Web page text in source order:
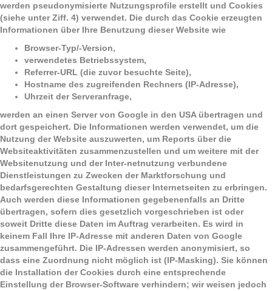
werden pseudonymisierte Nutzungsprofile erstellt und Cookies
(siehe unter Ziff. 4) verwendet. Die durch das Cookie erzeugten
Informationen über Ihre Benutzung dieser Website wie
Browser-Typ/-Version,
verwendetes Betriebssystem,
Referrer-URL (die zuvor besuchte Seite),
Hostname des zugreifenden Rechners (IP-Adresse),
Uhrzeit der Serveranfrage,
werden an einen Server von Google in den USA übertragen und
dort gespeichert. Die Informationen werden verwendet, um die
Nutzung der Website auszuwerten, um Reports über die
Websiteaktivitäten zusammenzustellen und um weitere mit der
Websitenutzung und der Inter-netnutzung verbundene
Dienstleistungen zu Zwecken der Marktforschung und
bedarfsgerechten Gestaltung dieser Internetseiten zu erbringen.
Auch werden diese Informationen gegebenenfalls an Dritte
übertragen, sofern dies gesetzlich vorgeschrieben ist oder
soweit Dritte diese Daten im Auftrag verarbeiten. Es wird in
keinem Fall Ihre IP-Adresse mit anderen Daten von Google
zusammengeführt. Die IP-Adressen werden anonymisiert, so
dass eine Zuordnung nicht möglich ist (IP-Masking). Sie können
die Installation der Cookies durch eine entsprechende
Einstellung der Browser-Software verhindern; wir weisen jedoch